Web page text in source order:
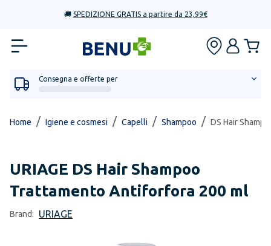
🚚 SPEDIZIONE GRATIS a partire da 23,99€
Consegna e offerte per
Home / Igiene e cosmesi / Capelli / Shampoo / DS Hair
URIAGE DS Hair Shampoo
Trattamento Antiforfora 200 ml
Brand: URIAGE